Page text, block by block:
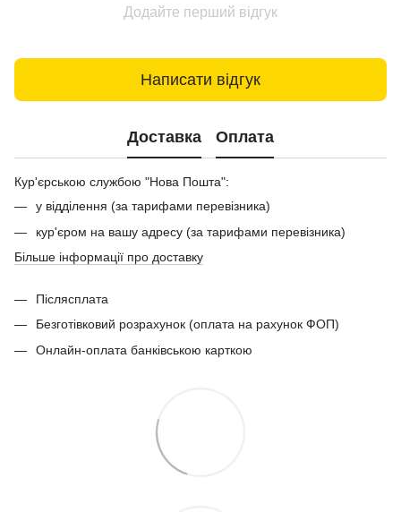
Додайте перший відгук
Написати відгук
Доставка Оплата
Кур'єрською службою "Нова Пошта":
у відділення (за тарифами перевізника)
кур'єром на вашу адресу (за тарифами перевізника)
Більше інформації про доставку
Післясплата
Безготівковий розрахунок (оплата на рахунок ФОП)
Онлайн-оплата банківською карткою